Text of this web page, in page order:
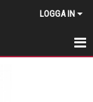
LOGGA IN